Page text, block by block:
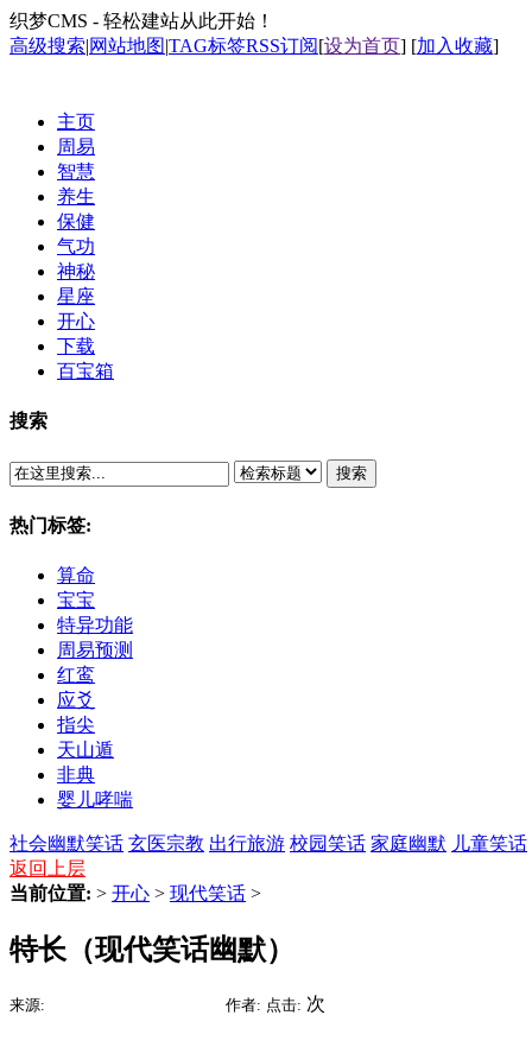
织梦CMS - 轻松建站从此开始！
高级搜索|网站地图|TAG标签RSS订阅[设为首页] [加入收藏]
主页
周易
智慧
养生
保健
气功
神秘
星座
开心
下载
百宝箱
搜索
搜索
热门标签:
算命
宝宝
特异功能
周易预测
红鸾
应爻
指尖
天山遁
非典
婴儿哮喘
社会幽默笑话 玄医宗教 出行旅游 校园笑话 家庭幽默 儿童笑话
返回上层
当前位置: > 开心 > 现代笑话 >
特长（现代笑话幽默）
来源: 作者: 点击: 次